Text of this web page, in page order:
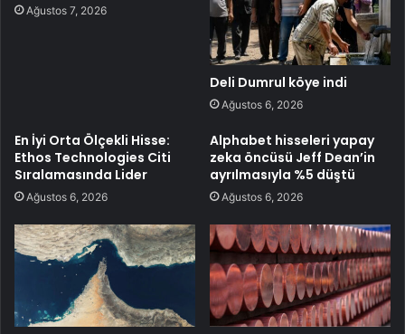
Ağustos 7, 2026
Deli Dumrul köye indi
Ağustos 6, 2026
En İyi Orta Ölçekli Hisse:
Ethos Technologies Citi
Sıralamasında Lider
Ağustos 6, 2026
Alphabet hisseleri yapay
zeka öncüsü Jeff Dean’in
ayrılmasıyla %5 düştü
Ağustos 6, 2026